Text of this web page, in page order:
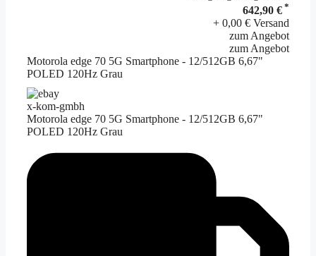
642,90 € *
+ 0,00 € Versand
zum Angebot
zum Angebot
Motorola edge 70 5G Smartphone - 12/512GB 6,67"
POLED 120Hz Grau
x-kom-gmbh
Motorola edge 70 5G Smartphone - 12/512GB 6,67"
POLED 120Hz Grau